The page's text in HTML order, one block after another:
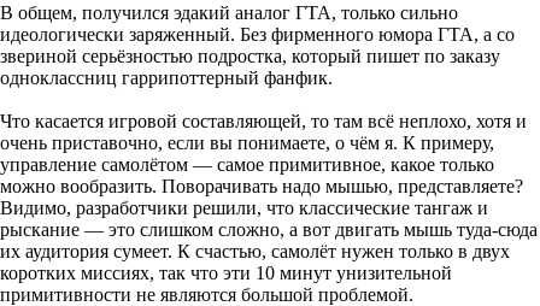
В общем, получился эдакий аналог ГТА, только сильно
идеологически заряженный. Без фирменного юмора ГТА, а со
звериной серьёзностью подростка, который пишет по заказу
одноклассниц гаррипоттерный фанфик.
Что касается игровой составляющей, то там всё неплохо, хотя и
очень приставочно, если вы понимаете, о чём я. К примеру,
управление самолётом — самое примитивное, какое только
можно вообразить. Поворачивать надо мышью, представляете?
Видимо, разработчики решили, что классические тангаж и
рыскание — это слишком сложно, а вот двигать мышь туда-сюда
их аудитория сумеет. К счастью, самолёт нужен только в двух
коротких миссиях, так что эти 10 минут унизительной
примитивности не являются большой проблемой.